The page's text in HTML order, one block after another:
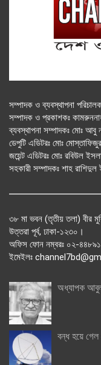
সম্পাদক ও ব্যবস্থাপনা
সম্পাদক ও প্রকাশকঃ
ব্যবস্থাপনা সম্পাদকঃ মোঃ আবু
ডেপুটি এডিটরঃ মোঃ
জয়েন্ট এডিটরঃ মোঃ রবিউল
সহকারী সম্পাদকঃ শাহ রাশিদুল
৩৮ মা ভবন (তৃতীয় তলা) বীর
উত্তরা পূর্ব, ঢাকা-১২৩০।
অফিস ফোন নম্বরঃ ০২-
ইমেইলঃ
অধ্যাপক
বন্ধ হয়ে